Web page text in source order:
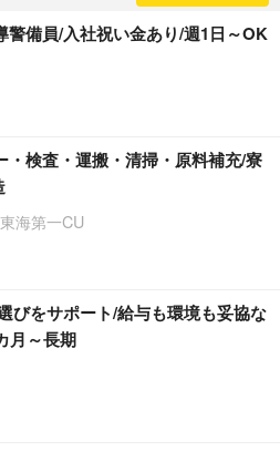
警備員/入社祝い金あり/週1日～OK
検査・運搬・清掃・原料補充/寮
海第一CU
びをサポート/給与も環境も妥協な
月～長期